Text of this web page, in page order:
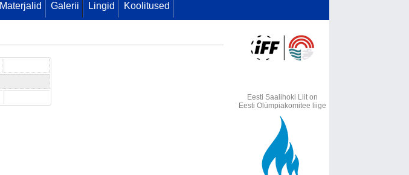
Materjalid Galerii Lingid Koolitused
Eesti Saalihoki Liit on
Eesti Olümpiakomitee liige